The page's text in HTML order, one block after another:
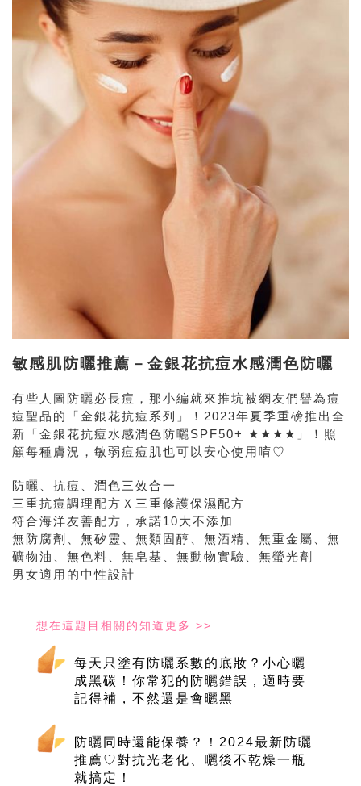
敏感肌防曬推薦－金銀花抗痘水感潤色防曬
有些人圖防曬必長痘，那小編就來推坑被網友們譽為痘
痘聖品的「金銀花抗痘系列」！2023年夏季重磅推出全
新「金銀花抗痘水感潤色防曬SPF50+ ★★★★」！照
顧每種膚況，敏弱痘痘肌也可以安心使用唷♡
防曬、抗痘、潤色三效合一
三重抗痘調理配方Ｘ三重修護保濕配方
符合海洋友善配方，承諾10大不添加
無防腐劑、無矽靈、無類固醇、無酒精、無重金屬、無
礦物油、無色料、無皂基、無動物實驗、無螢光劑
男女適用的中性設計
每天只塗有防曬系數的底妝？小心曬
成黑碳！你常犯的防曬錯誤，適時要
記得補，不然還是會曬黑
防曬同時還能保養？！2024最新防曬
推薦♡對抗光老化、曬後不乾燥一瓶
就搞定！